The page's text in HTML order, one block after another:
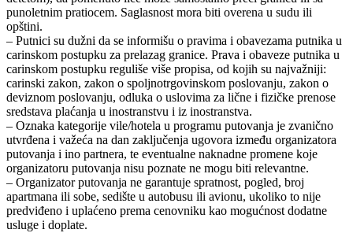
punoletnim pratiocem. Saglasnost mora biti overena u sudu ili
opštini.
– Putnici su dužni da se informišu o pravima i obavezama putnika u
carinskom postupku za prelazag granice. Prava i obaveze putnika u
carinskom postupku reguliše više propisa, od kojih su najvažniji:
carinski zakon, zakon o spoljnotrgovinskom poslovanju, zakon o
deviznom poslovanju, odluka o uslovima za lične i fizičke prenose
sredstava plaćanja u inostranstvu i iz inostranstva.
– Oznaka kategorije vile/hotela u programu putovanja je zvanično
utvrđena i važeća na dan zaključenja ugovora između organizatora
putovanja i ino partnera, te eventualne naknadne promene koje
organizatoru putovanja nisu poznate ne mogu biti relevantne.
– Organizator putovanja ne garantuje spratnost, pogled, broj
apartmana ili sobe, sedište u autobusu ili avionu, ukoliko to nije
predviđeno i uplaćeno prema cenovniku kao mogućnost dodatne
usluge i doplate.